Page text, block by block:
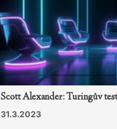
Scott Alexander: Turingův test
31.3.2023